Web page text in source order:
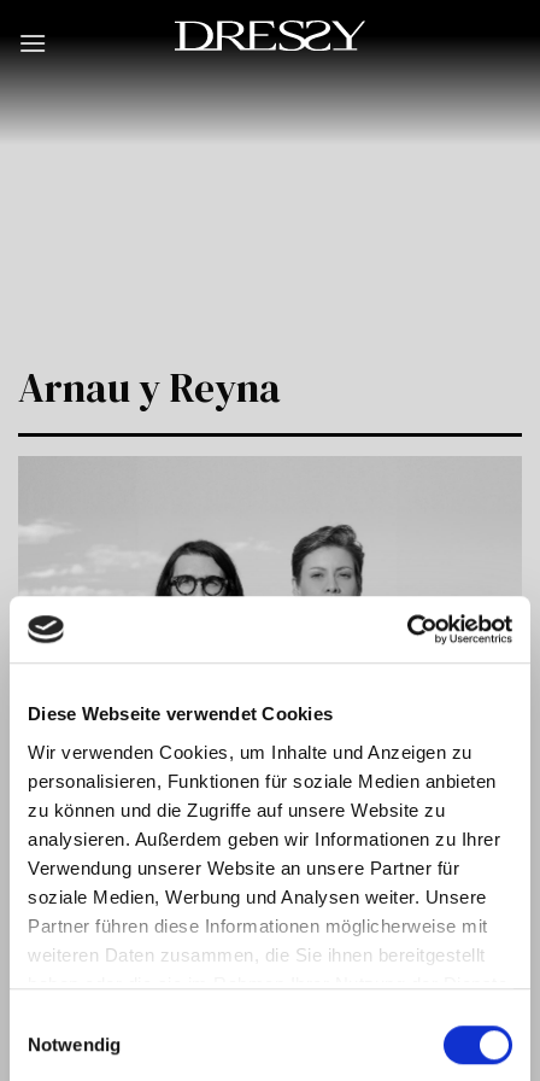
Diese Webseite verwendet Cookies
Wir verwenden Cookies, um Inhalte und Anzeigen zu
personalisieren, Funktionen für soziale Medien anbieten
zu können und die Zugriffe auf unsere Website zu
analysieren. Außerdem geben wir Informationen zu Ihrer
Verwendung unserer Website an unsere Partner für
soziale Medien, Werbung und Analysen weiter. Unsere
Partner führen diese Informationen möglicherweise mit
weiteren Daten zusammen, die Sie ihnen bereitgestellt
haben oder die sie im Rahmen Ihrer Nutzung der Dienste
Notwendig
Arnau y Reyna
Ramón Arnau (1984, Denia) und Mariola Reyna (1985,
Valencia) lernten sich 2003 beim Studium der Architektur
kennen. Ihre Leidenschaft für Möbeldesign brachte sie
entwerfen Produkte, die sich mit dem Benutzer und den
von ihm bewohnten Räumen verbinden. Wir gehen von